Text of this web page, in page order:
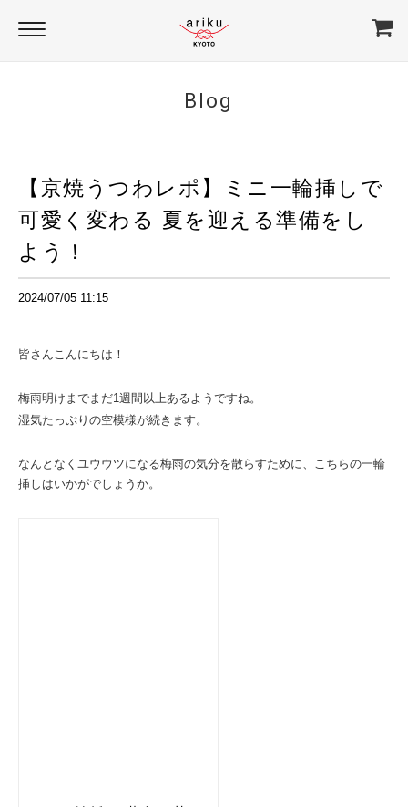
Blog
【京焼うつわレポ】ミニ一輪挿しで
可愛く変わる 夏を迎える準備をし
よう！
2024/07/05 11:15
皆さんこんにちは！
梅雨明けまでまだ1週間以上あるようですね。
湿気たっぷりの空模様が続きます。
なんとなくユウウツになる梅雨の気分を散らすために、こちらの一輪
挿しはいかがでしょうか。